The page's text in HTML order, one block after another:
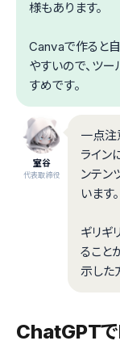
様もあります。
Canvaで作ると
やすいので、ツ
すめです。
室谷
代表取締役
一点注
ライン
ンテン
います。
ギリギ
ること
示した
ChatGPTで